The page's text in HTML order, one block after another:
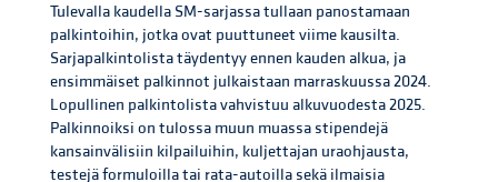
Tulevalla kaudella SM-sarjassa tullaan panostamaan
palkintoihin, jotka ovat puuttuneet viime kausilta.
Sarjapalkintolista täydentyy ennen kauden alkua, ja
ensimmäiset palkinnot julkaistaan marraskuussa 2024.
Lopullinen palkintolista vahvistuu alkuvuodesta 2025.
Palkinnoiksi on tulossa muun muassa stipendejä
kansainvälisiin kilpailuihin, kuljettajan uraohjausta,
testejä formuloilla tai rata-autoilla sekä ilmaisia